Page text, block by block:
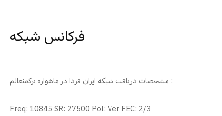
فرکانس شبکه
مشخصات دریافت شبکه ایران فردا در ماهواره ترکمنعالم :
Freq: 10845 SR: 27500 Pol: Ver FEC: 2/3